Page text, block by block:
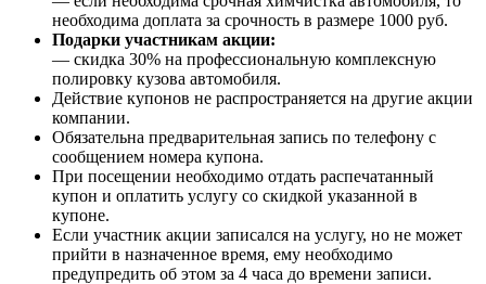
необходима доплата за срочность в размере 1000 руб.
Подарки участникам акции:
— скидка 30% на профессиональную комплексную
полировку кузова автомобиля.
Действие купонов не распространяется на другие акции
компании.
Обязательна предварительная запись по телефону с
сообщением номера купона.
При посещении необходимо отдать распечатанный
купон и оплатить услугу со скидкой указанной в
купоне.
Если участник акции записался на услугу, но не может
прийти в назначенное время, ему необходимо
предупредить об этом за 4 часа до времени записи.